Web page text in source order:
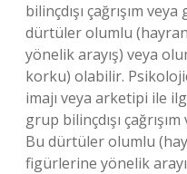
bilinçdışı çağrışım
dürtüler olumlu
yönelik arayış) veya
korku) olabilir.
imajı veya arketipi ile
grup bilinçdışı
Bu dürtüler olumlu
figürlerine yönelik